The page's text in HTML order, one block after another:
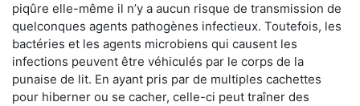
piqûre elle-même il n’y a aucun risque de transmission de
quelconques agents pathogènes infectieux. Toutefois, les
bactéries et les agents microbiens qui causent les
infections peuvent être véhiculés par le corps de la
punaise de lit. En ayant pris par de multiples cachettes
pour hiberner ou se cacher, celle-ci peut traîner des